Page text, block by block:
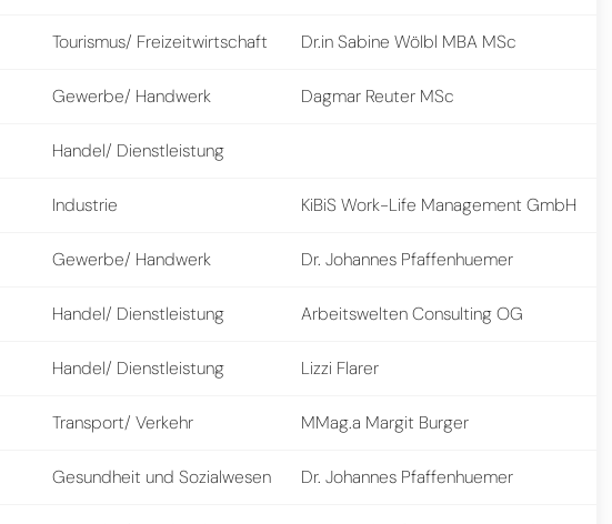
Tourismus/ Freizeitwirtschaft Dr.in Sabine Wölbl MBA MSc
Gewerbe/ Handwerk Dagmar Reuter MSc
Handel/ Dienstleistung
Industrie KiBiS Work-Life Management GmbH
Gewerbe/ Handwerk Dr. Johannes Pfaffenhuemer
Handel/ Dienstleistung Arbeitswelten Consulting OG
Handel/ Dienstleistung Lizzi Flarer
Transport/ Verkehr MMag.a Margit Burger
Gesundheit und Sozialwesen Dr. Johannes Pfaffenhuemer